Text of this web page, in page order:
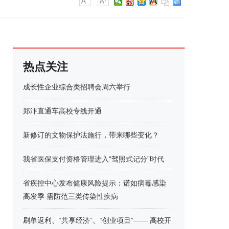
热点关注
成长性企业综合类招聘会周六举行
郑汴直通车高校专线开通
新修订的文物保护法施行，带来哪些变化？
我省医保支付资格管理进入“驾照式记分”时代
省疾控中心发布健康风险提示：诺如病毒感染
高发季 需防范三类传染性疾病
刷单返利、“共享经济”、“创业项目”—— 高校开